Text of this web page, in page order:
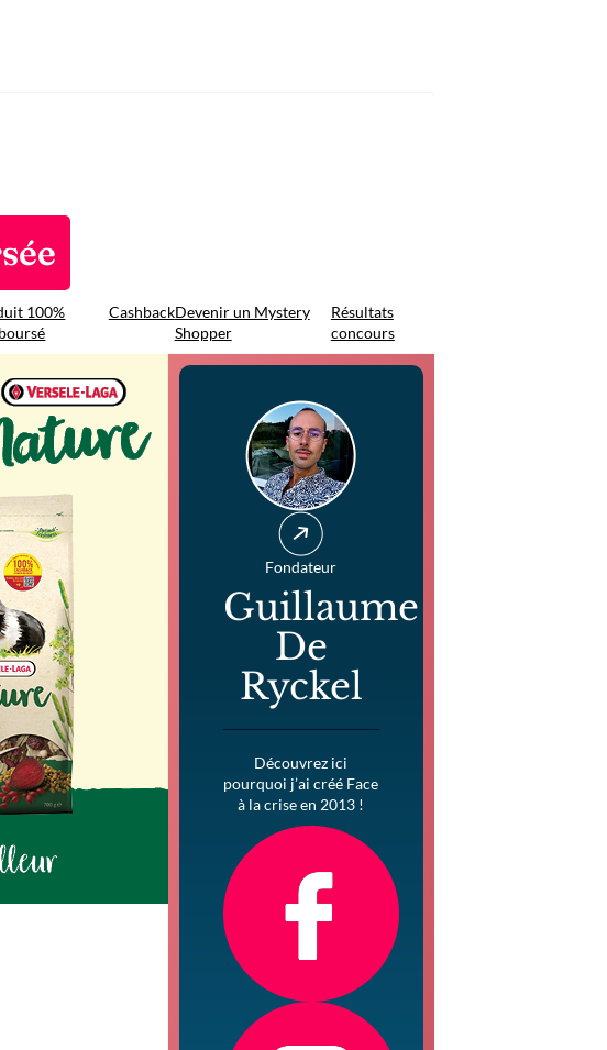
100%
CashbackDevenir un Mystery
Shopper
Résultats
concours
Fondateur
Guillaume
De
Ryckel
Découvrez ici
pourquoi j’ai créé Face
à la crise en 2013 !